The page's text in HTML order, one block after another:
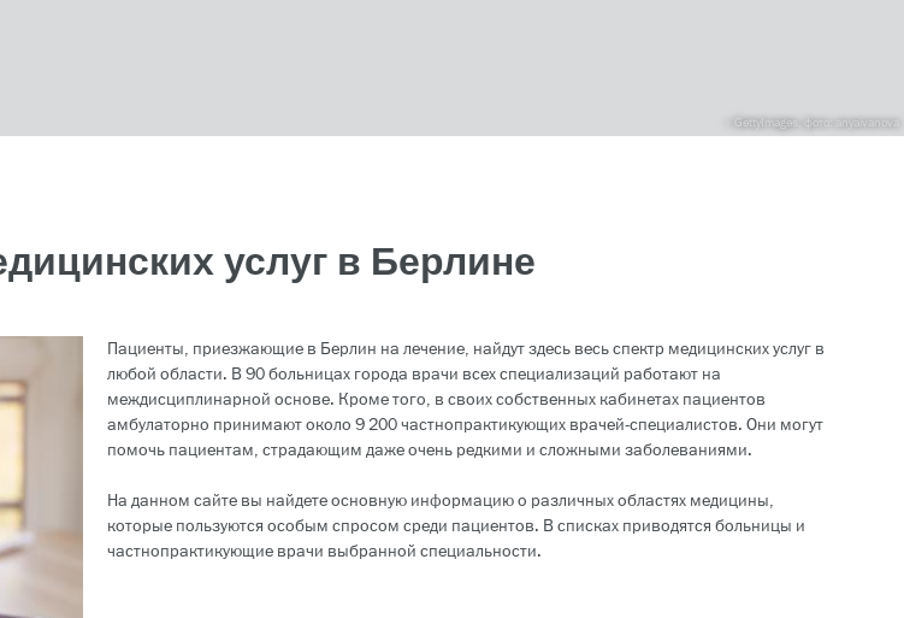
GettyImages, фото: anyaivanova
услуг в Берлине
Пациенты, приезжающие в Берлин на лечение, найдут здесь весь спектр медицинских услуг в
любой области. В 90 больницах города врачи всех специализаций работают на
междисциплинарной основе. Кроме того, в своих собственных кабинетах пациентов
амбулаторно принимают около 9 200 частнопрактикующих врачей-специалистов. Они могут
помочь пациентам, страдающим даже очень редкими и сложными заболеваниями.
На данном сайте вы найдете основную информацию о различных областях медицины,
которые пользуются особым спросом среди пациентов. В списках приводятся больницы и
частнопрактикующие врачи выбранной специальности.